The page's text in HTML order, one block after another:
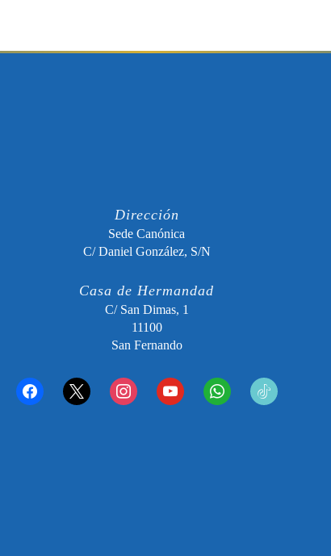
Dirección
Sede Canónica
C/ Daniel González, S/N
Casa de Hermandad
C/ San Dimas, 1
11100
San Fernando
facebook x instagramyoutube whatsapp tiktok2